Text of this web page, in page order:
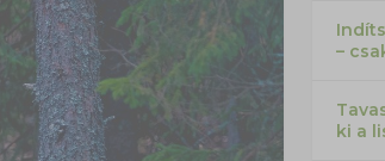
–
ki a